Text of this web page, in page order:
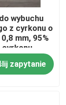
wybuchu
z cyrkonu o
mm, 95%
3,0 mm
zapytanie